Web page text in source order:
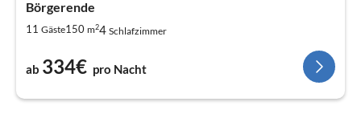
Börgerende
11 Gäste150 m24 Schlafzimmer
ab 334€ pro Nacht